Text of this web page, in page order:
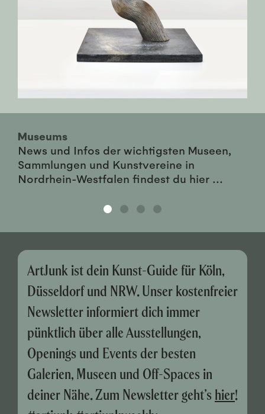
Museums
News und Infos der wichtigsten Museen,
Sammlungen und Kunstvereine in
Nordrhein-Westfalen findest du hier ...
ArtJunk ist dein Kunst-Guide für Köln,
Düsseldorf und NRW. Unser kostenfreier
Newsletter informiert dich immer
pünktlich über alle Ausstellungen,
Openings und Events der besten
Galerien, Museen und Off-Spaces in
deiner Nähe. Zum Newsletter geht’s hier!